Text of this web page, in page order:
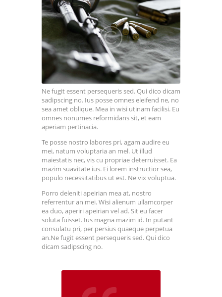
Ne fugit essent persequeris sed. Qui dico dicam
sadipscing no. Ius posse omnes eleifend ne, no
sea amet oblique. Mea in wisi utinam facilisi. Eu
omnes nonumes reformidans sit, et eam
aperiam pertinacia.
Te posse nostro labores pri, agam audire eu
mei, natum voluptaria an mel. Ut illud
maiestatis nec, vis cu propriae deterruisset. Ea
mazim suavitate ius. Ei lorem instructior sea,
populo necessitatibus ut est. Ne vix voluptua.
Porro deleniti apeirian mea at, nostro
referrentur an mei. Wisi alienum ullamcorper
ea duo, aperiri apeirian vel ad. Sit eu facer
soluta fuisset. Ius magna mazim id. In putant
consulatu pri, per persius quaeque perpetua
an.Ne fugit essent persequeris sed. Qui dico
dicam sadipscing no.